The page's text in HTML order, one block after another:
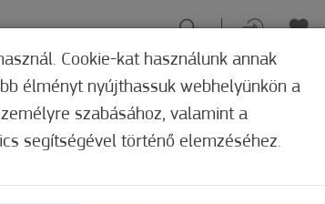
FÓKUSZ GYÓGYHELY MERRE, MIVEL
Cookie-kat használunk annak
élményt nyújthassuk webhelyünkön a
szabásához, valamint a
segítségével történő elemzéséhez.